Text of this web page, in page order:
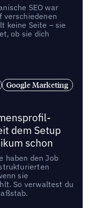
SEO war
verschiedenen
keine Seite – sie
ob sie dich
Google Marketing
dem Setup
schon
haben den Job
sie
So verwaltest du